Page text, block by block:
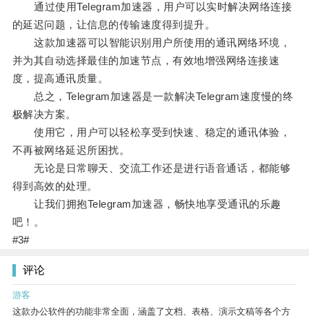
通过使用Telegram加速器，用户可以实时解决网络连接
的延迟问题，让信息的传输速度得到提升。
这款加速器可以智能识别用户所使用的通讯网络环境，
并为其自动选择最佳的加速节点，有效地增强网络连接速
度，提高通讯质量。
总之，Telegram加速器是一款解决Telegram速度慢的终
极解决方案。
使用它，用户可以轻松享受到快速、稳定的通讯体验，
不再被网络延迟所困扰。
无论是日常聊天、交流工作还是进行语音通话，都能够
得到高效的处理。
让我们拥抱Telegram加速器，畅快地享受通讯的乐趣
吧！。
#3#
评论
游客
这款办公软件的功能非常全面，涵盖了文档、表格、演示文稿等各个方